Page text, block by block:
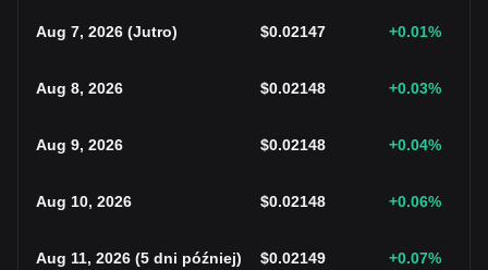
Aug 7, 2026 (Jutro) $0.02147 +0.01%
Aug 8, 2026 $0.02148 +0.03%
Aug 9, 2026 $0.02148 +0.04%
Aug 10, 2026 $0.02148 +0.06%
Aug 11, 2026 (5 dni później) $0.02149 +0.07%